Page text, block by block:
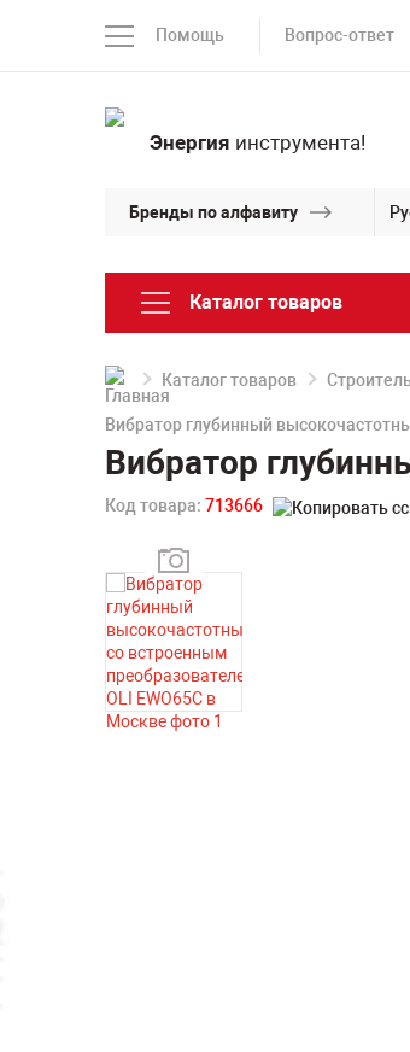
Помощь Вопрос-ответ
Энергия инструмента!
Бренды по алфавиту
Каталог товаров
Каталог товаров
Вибратор глубинный
Вибратор
Код товара: 713666